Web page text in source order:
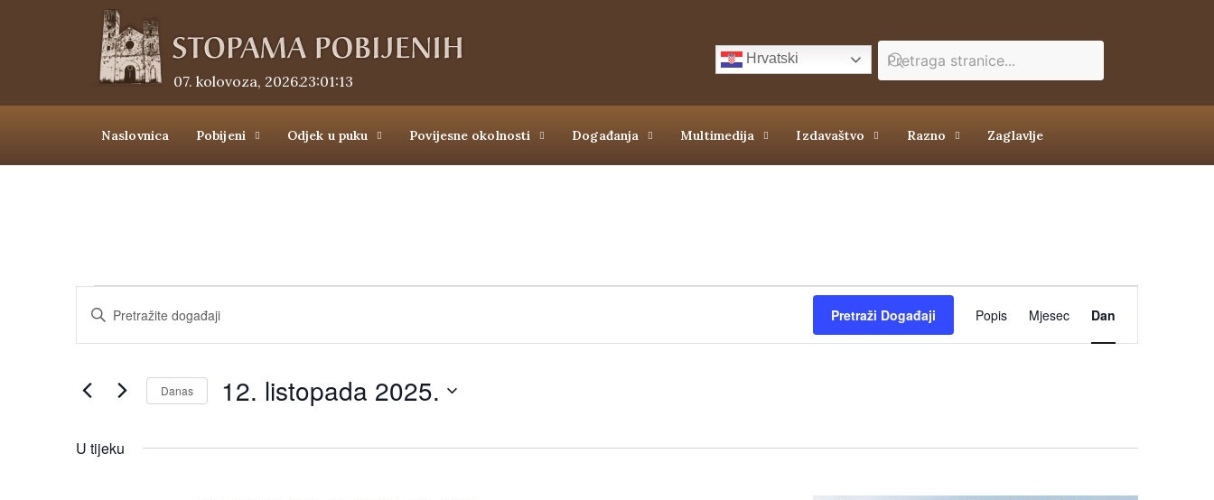
Hrvatski
07. kolovoza, 2026.23:01:13
Naslovnica Pobijeni Odjek u puku Povijesne okolnosti Događanja Multimedija Izdavaštvo Razno Zaglavlje
Događaji
pretraga
navigacija
pregleda
Unesite
ključnu
Pretražite
ključnoj
Pretraži Događaji
navigacija
Popis Mjesec Dan
Danas 12. listopada 2025.
U tijeku